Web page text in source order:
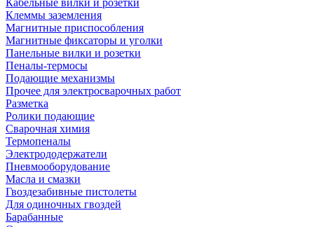
Кабельные вилки и розетки
Клеммы заземления
Магнитные приспособления
Магнитные фиксаторы и уголки
Панельные вилки и розетки
Пеналы-термосы
Подающие механизмы
Прочее для электросварочных работ
Разметка
Ролики подающие
Сварочная химия
Термопеналы
Электрододержатели
Пневмооборудование
Масла и смазки
Гвоздезабивные пистолеты
Для одиночных гвоздей
Барабанные